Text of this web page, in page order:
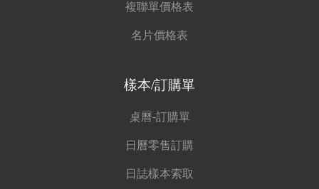
複聯單價格表
名片價格表
樣本/訂購單
桌曆-訂購單
日曆零售訂購
日誌樣本索取